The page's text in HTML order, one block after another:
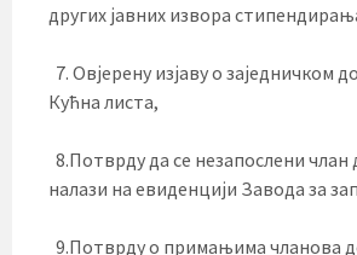
других јавних извора
7. Овјерену изјаву о заједничком
Кућна листа,
8.Потврду да се незапослени
налази на евиденцији Завода за
9.Потврду о примањима чланова